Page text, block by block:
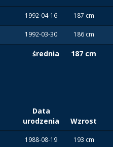
1992-04-16 187 cm
1992-03-30 186 cm
średnia
187 cm
Data
urodzenia
Wzrost
1988-08-19 193 cm